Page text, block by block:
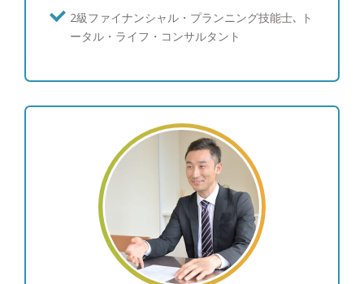
ァイナンシャルプランナーはお金に関する様々な疑
問や不安をお客様側に寄り添い支え続けながら解決
し、皆様が自分らしく豊かな人生を送っていただく
のために幅広く質の高いFPサービスの提供と、組織
として長期的なプランをサポートできる体制を構築
し、お客様にいかに安心して長期的なお付き合いを
していただけるかを常に考え日々努力をいたしま
す。 今後とも、倍旧のご支援ご鞭撻賜りますよ
う、宜しくお願い申し上げます。
2級ファイナンシャル・プランニング技能士､ ト
ータル・ライフ・コンサルタント